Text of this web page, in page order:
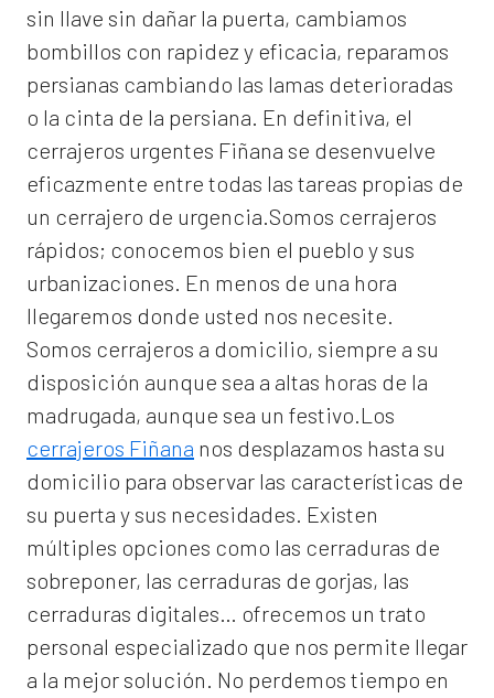
sin llave sin dañar la puerta, cambiamos
bombillos con rapidez y eficacia, reparamos
persianas cambiando las lamas deterioradas
o la cinta de la persiana. En definitiva, el
cerrajeros urgentes Fiñana se desenvuelve
eficazmente entre todas las tareas propias de
un cerrajero de urgencia.Somos cerrajeros
rápidos; conocemos bien el pueblo y sus
urbanizaciones. En menos de una hora
llegaremos donde usted nos necesite.
Somos cerrajeros a domicilio, siempre a su
disposición aunque sea a altas horas de la
madrugada, aunque sea un festivo.Los
cerrajeros Fiñana nos desplazamos hasta su
domicilio para observar las características de
su puerta y sus necesidades. Existen
múltiples opciones como las cerraduras de
sobreponer, las cerraduras de gorjas, las
cerraduras digitales… ofrecemos un trato
personal especializado que nos permite llegar
a la mejor solución. No perdemos tiempo en